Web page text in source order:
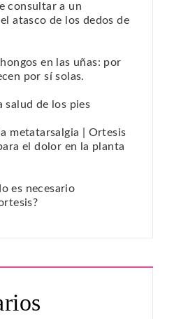
consultar a un
atasco de los dedos de
en las uñas: por
por sí solas.
salud de los pies
metatarsalgia | Ortesis
el dolor en la planta
es necesario